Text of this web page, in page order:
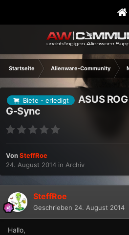
Startseite Alienware-Community
Biete - erledigt
ASUS
G-Sync
VonSteffRoe
24. August 2014 in Archiv
SteffRoe
Geschrieben 24. August 2014
Hallo,